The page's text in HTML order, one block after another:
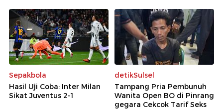
Sepakbola
Hasil Uji Coba: Inter Milan
Sikat Juventus 2-1
detikSulsel
Tampang Pria Pembunuh
Wanita Open BO di Pinrang
gegara Cekcok Tarif Seks